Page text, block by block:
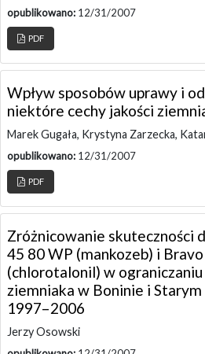
opublikowano: 12/31/2007
PDF
Wpływ sposobów uprawy i
niektóre cechy jakości
Marek Gugała, Krystyna Zarzecka,
opublikowano: 12/31/2007
PDF
Zróżnicowanie skuteczności
45 80 WP (mankozeb) i
(chlorotalonil) w
ziemniaka w Boninie i
1997–2006
Jerzy Osowski